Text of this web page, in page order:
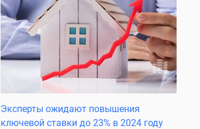
Эксперты ожидают повышения
ключевой ставки до 23% в 2024 году